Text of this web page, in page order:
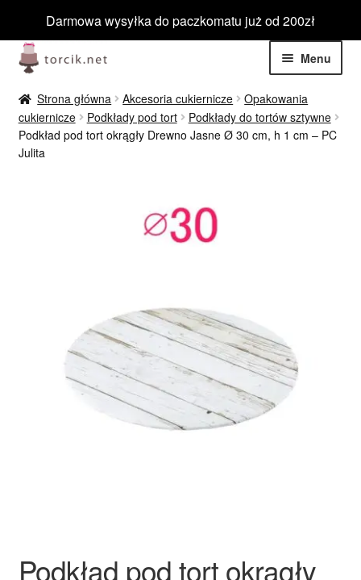
Darmowa wysyłka do paczkomatu już od 200zł
Przejdź
do
nawigacji
Przejdź
do
treści
Menu
Jadalne
menu
Niejadalne
Rozwiń
Nowości
Ozdoby na tort weselny
Strona główna Akcesoria cukiernicze
Opakowania
cukiernicze
Podkłady pod tort
Podkłady do tortów sztywne
Podkład pod tort okrągły Drewno Jasne Ø 30 cm, h 1 cm – PC
Julita
Podkład pod tort okrągły